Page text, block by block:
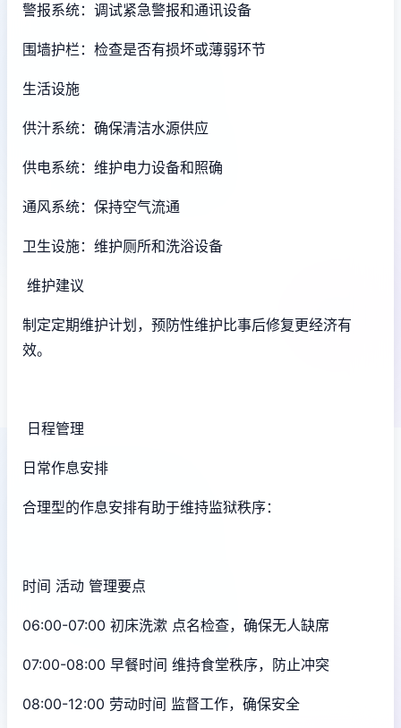
警报系统：调试紧急警报和通讯设备
围墙护栏：检查是否有损坏或薄弱环节
生活设施
供汁系统：确保清洁水源供应
供电系统：维护电力设备和照确
通风系统：保持空气流通
卫生设施：维护厕所和洗浴设备
维护建议
制定定期维护计划，预防性维护比事后修复更经济有
效。
日程管理
日常作息安排
合理型的作息安排有助于维持监狱秩序：
时间 活动 管理要点
06:00-07:00 初床洗漱 点名检查，确保无人缺席
07:00-08:00 早餐时间 维持食堂秩序，防止冲突
08:00-12:00 劳动时间 监督工作，确保安全